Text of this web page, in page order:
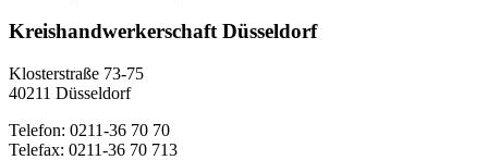
Kreishandwerkerschaft Düsseldorf
Klosterstraße 73-75
40211 Düsseldorf
Telefon: 0211-36 70 70
Telefax: 0211-36 70 713